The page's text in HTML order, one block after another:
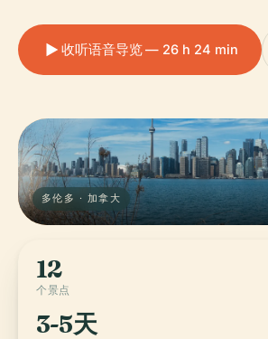
收听语音导览 — 26 h 24 min
多伦多 · 加拿大
12
个景点
3-5天